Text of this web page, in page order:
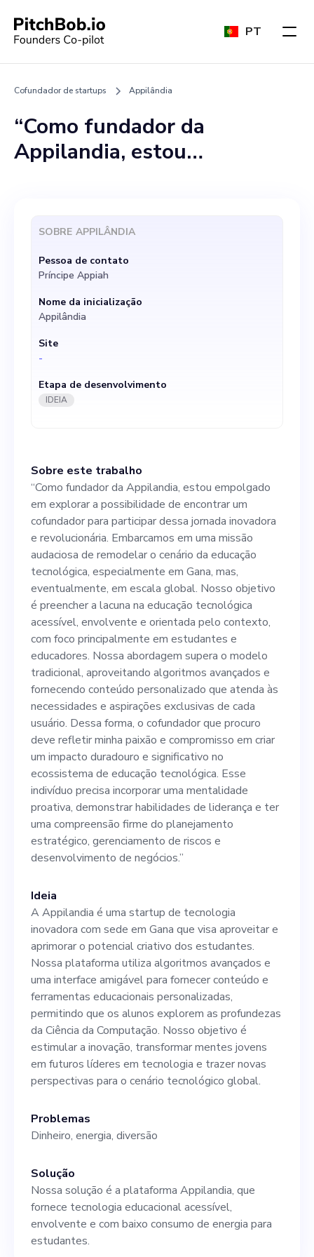
PT
Cofundador de startups Appilândia
“Como fundador da
Appilandia, estou
um cofundador para
participar dessa jornada
inovadora e revolucionária.
Embarcamos em uma missão
audaciosa de remodelar o
cenário da educação
tecnológica, especialmente
em Gana, mas,
preencher a lacuna na
educação tecnológica
acessível, envolvente e
orientada pelo contexto, com
foco principalmente em
estudantes e educadores.
Nossa abordagem supera o
modelo tradicional,
aproveitando algoritmos
avançados e fornecendo
conteúdo personalizado que
atenda às necessidades e
aspirações exclusivas de
cada usuário. Dessa forma, o
cofundador que procuro
deve refletir minha paixão e
compromisso em criar um
impacto duradouro e
significativo no ecossistema
de educação tecnológica.
Esse indivíduo precisa
incorporar uma mentalidade
proativa, demonstrar
habilidades de liderança e
ter uma compreensão firme
do planejamento estratégico,
gerenciamento de riscos e
desenvolvimento de
negócios.”
Sobre este trabalho
“Como fundador da Appilandia, estou empolgado
em explorar a possibilidade de encontrar um
cofundador para participar dessa jornada inovadora
e revolucionária. Embarcamos em uma missão
audaciosa de remodelar o cenário da educação
tecnológica, especialmente em Gana, mas,
eventualmente, em escala global. Nosso objetivo
é preencher a lacuna na educação tecnológica
acessível, envolvente e orientada pelo contexto,
com foco principalmente em estudantes e
educadores. Nossa abordagem supera o modelo
tradicional, aproveitando algoritmos avançados e
fornecendo conteúdo personalizado que atenda às
necessidades e aspirações exclusivas de cada
usuário. Dessa forma, o cofundador que procuro
deve refletir minha paixão e compromisso em criar
um impacto duradouro e significativo no
ecossistema de educação tecnológica. Esse
indivíduo precisa incorporar uma mentalidade
proativa, demonstrar habilidades de liderança e ter
uma compreensão firme do planejamento
estratégico, gerenciamento de riscos e
desenvolvimento de negócios.”
Ideia
A Appilandia é uma startup de tecnologia
inovadora com sede em Gana que visa aproveitar e
aprimorar o potencial criativo dos estudantes.
Nossa plataforma utiliza algoritmos avançados e
uma interface amigável para fornecer conteúdo e
ferramentas educacionais personalizadas,
permitindo que os alunos explorem as profundezas
da Ciência da Computação. Nosso objetivo é
estimular a inovação, transformar mentes jovens
em futuros líderes em tecnologia e trazer novas
perspectivas para o cenário tecnológico global.
Problemas
Dinheiro, energia, diversão
Solução
Nossa solução é a plataforma Appilandia, que
fornece tecnologia educacional acessível,
envolvente e com baixo consumo de energia para
estudantes.
SOBRE APPILÂNDIA
Pessoa de contato
Príncipe Appiah
Nome da inicialização
Appilândia
Site
-
Etapa de desenvolvimento
IDEIA